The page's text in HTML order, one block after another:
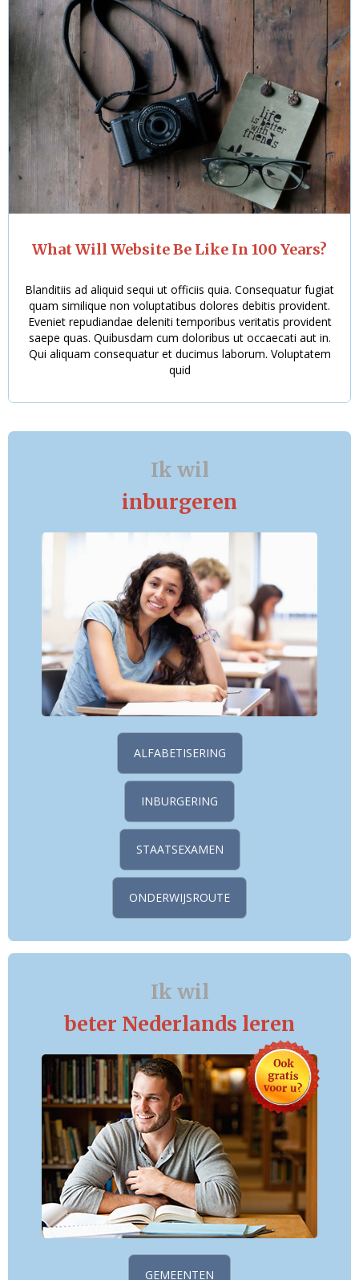
What Will Website Be Like In 100 Years?
Blanditiis ad aliquid sequi ut officiis quia. Consequatur fugiat
quam similique non voluptatibus dolores debitis provident.
Eveniet repudiandae deleniti temporibus veritatis provident
saepe quas. Quibusdam cum doloribus ut occaecati aut in.
Qui aliquam consequatur et ducimus laborum. Voluptatem
quid
Ik wil
inburgeren
ALFABETISERING
INBURGERING
STAATSEXAMEN
ONDERWIJSROUTE
Ik wil
beter Nederlands leren
GEMEENTEN